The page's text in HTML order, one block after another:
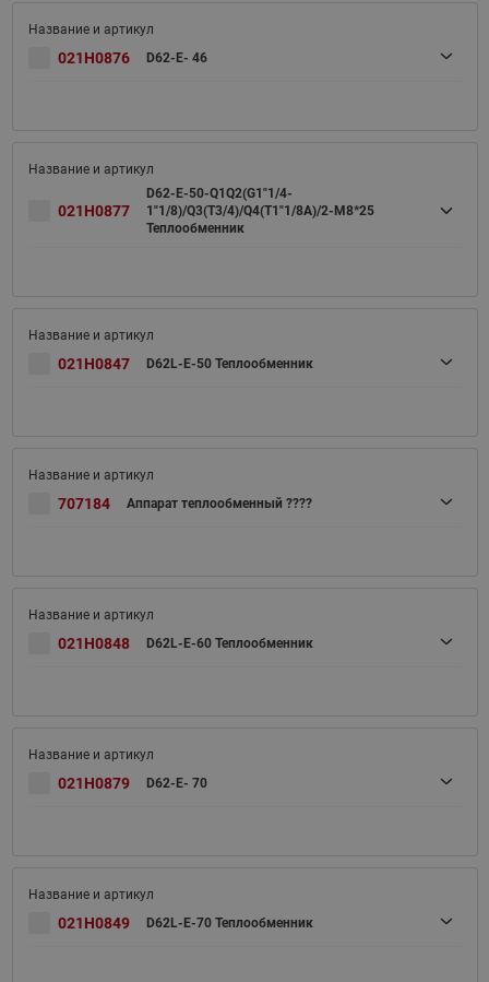
021H0876 D62-E- 46
021H0877
D62-E-50-Q1Q2(G1"1/4-
1"1/8)/Q3(T3/4)/Q4(T1"1/8A)/2-M8*25
Теплообменник
021H0847 D62L-E-50 Теплообменник
707184 Аппарат теплообменный ????
021H0848 D62L-E-60 Теплообменник
021H0879 D62-E- 70
021H0849 D62L-E-70 Теплообменник